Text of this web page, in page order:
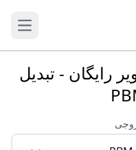
رایگان - تبدیل